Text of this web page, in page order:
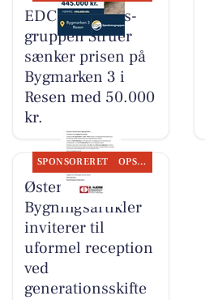
EDC Ejen­doms­
grup­pen Struer
sænker prisen på
Bygmarken 3 i
Resen med 50.000
kr.
SPONSORERET OPSLAGSTAVLEN
Øster Hjerm
Bygningsartikler
inviterer til
uformel reception
ved
generationsskifte